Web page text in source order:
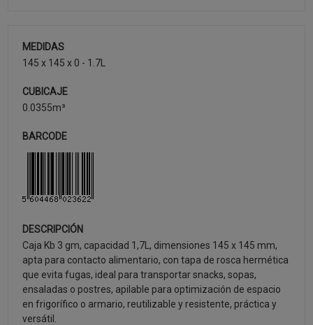
MEDIDAS
145 x 145 x 0 - 1.7L
CUBICAJE
0.0355m³
BARCODE
DESCRIPCIÓN
Caja Kb 3 gm, capacidad 1,7L, dimensiones 145 x 145 mm,
apta para contacto alimentario, con tapa de rosca hermética
que evita fugas, ideal para transportar snacks, sopas,
ensaladas o postres, apilable para optimización de espacio
en frigorífico o armario, reutilizable y resistente, práctica y
versátil.